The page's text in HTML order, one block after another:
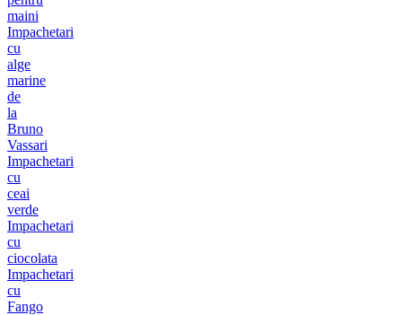
maini
Impachetari
cu
alge
marine
de
la
Bruno
Vassari
Impachetari
cu
ceai
verde
Impachetari
cu
ciocolata
Impachetari
cu
Fango